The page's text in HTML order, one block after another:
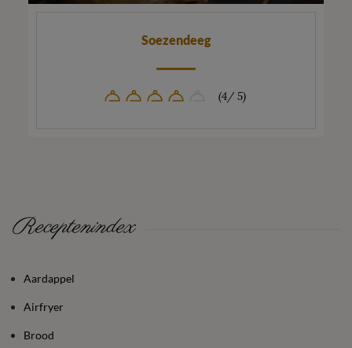
Soezendeeg
(4/ 5)
Receptenindex
Aardappel
Airfryer
Brood